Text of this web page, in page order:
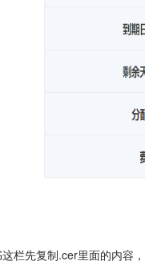
栏先复制.cer里面的内容